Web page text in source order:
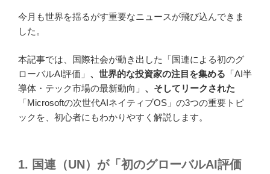
今月も世界を揺るがす重要なニュースが飛び込んできま
した。
本記事では、国際社会が動き出した「国連による初のグ
ローバルAI評価」 、世界的な投資家の注目を集める 「AI半
導体・テック市場の最新動向」 、そしてリークされた
「Microsoftの次世代AIネイティブOS」の3つの重要トピ
ックを、初心者にもわかりやすく解説します。
1. 国連（UN）が「初のグローバルAI評価